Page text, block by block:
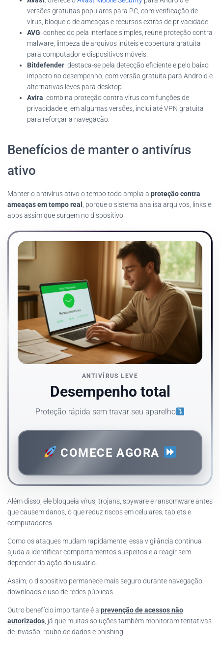
versões gratuitas populares para PC, com verificação de
vírus, bloqueio de ameaças e recursos extras de privacidade.
AVG: conhecido pela interface simples, reúne proteção contra
malware, limpeza de arquivos inúteis e cobertura gratuita
para computador e dispositivos móveis.
Bitdefender: destaca-se pela detecção eficiente e pelo baixo
impacto no desempenho, com versão gratuita para Android e
alternativas leves para desktop.
Avira: combina proteção contra vírus com funções de
privacidade e, em algumas versões, inclui até VPN gratuita
para reforçar a navegação.
Benefícios de manter o antivírus
ativo
Manter o antivírus ativo o tempo todo amplia a proteção contra
ameaças em tempo real
, porque o sistema analisa arquivos, links e
apps assim que surgem no dispositivo.
ANTIVÍRUS LEVE
Desempenho total
Proteção rápida sem travar seu aparelho
COMECE AGORA
Além disso, ele bloqueia vírus, trojans, spyware e ransomware antes
que causem danos, o que reduz riscos em celulares, tablets e
computadores.
Como os ataques mudam rapidamente, essa vigilância contínua
ajuda a identificar comportamentos suspeitos e a reagir sem
depender da ação do usuário.
Assim, o dispositivo permanece mais seguro durante navegação,
downloads e uso de redes públicas.
Outro benefício importante é a prevenção de acessos não
autorizados, já que muitas soluções também monitoram tentativas
de invasão, roubo de dados e phishing.